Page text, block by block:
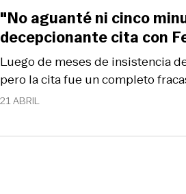
21 ABRIL
Luego de meses de insistencia
pero la cita fue un completo
"No aguanté ni cinco
decepcionante cita con